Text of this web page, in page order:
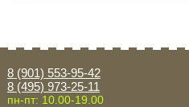
8 (901) 553-95-42
8 (495) 973-25-11
пн-пт: 10.00-19.00